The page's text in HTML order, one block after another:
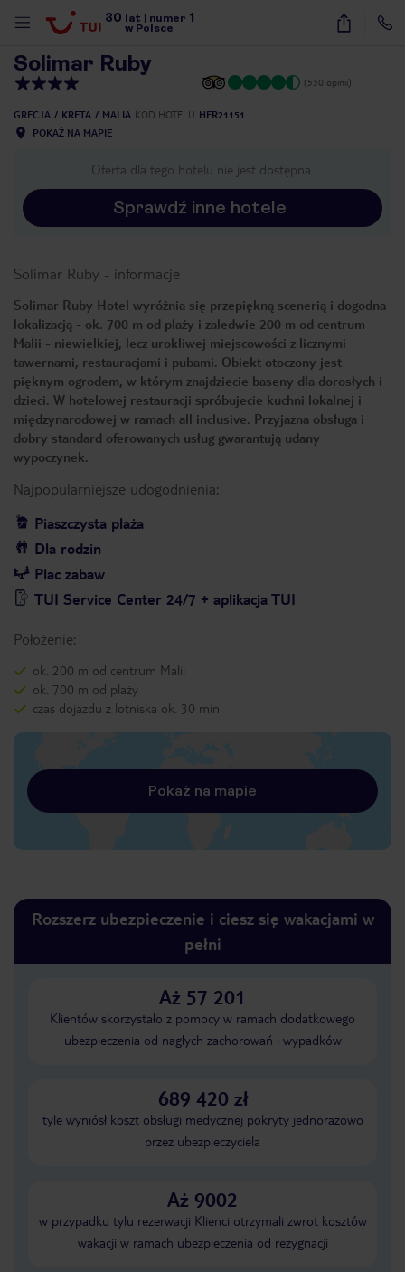
30 lat numer 1
w Polsce
24
Solimar Ruby
(530 opinii)
GRECJA KRETA MALIA KOD HOTELU HER21151
POKAŻ NA MAPIE
Oferta dla tego hotelu nie jest dostępna.
Sprawdź inne hotele
Solimar Ruby - informacje
Solimar Ruby Hotel wyróżnia się przepiękną scenerią i dogodna
lokalizacją - ok. 700 m od plaży i zaledwie 200 m od centrum
Malii - niewielkiej, lecz urokliwej miejscowości z licznymi
tawernami, restauracjami i pubami. Obiekt otoczony jest
pięknym ogrodem, w którym znajdziecie baseny dla dorosłych i
dzieci. W hotelowej restauracji spróbujecie kuchni lokalnej i
międzynarodowej w ramach all inclusive. Przyjazna obsługa i
dobry standard oferowanych usług gwarantują udany
wypoczynek.
Najpopularniejsze udogodnienia:
Piaszczysta plaża
Dla rodzin
Plac zabaw
TUI Service Center 24/7 + aplikacja TUI
Położenie:
ok. 200 m od centrum Malii
ok. 700 m od plaży
czas dojazdu z lotniska ok. 30 min
Pokaż na mapie
Rozszerz ubezpieczenie i ciesz się wakacjami w
pełni
Aż 57 201
Klientów skorzystało z pomocy w ramach dodatkowego
ubezpieczenia od nagłych zachorowań i wypadków
689 420 zł
tyle wyniósł koszt obsługi medycznej pokryty jednorazowo
przez ubezpieczyciela
Aż 9002
w przypadku tylu rezerwacji Klienci otrzymali zwrot kosztów
wakacji w ramach ubezpieczenia od rezygnacji